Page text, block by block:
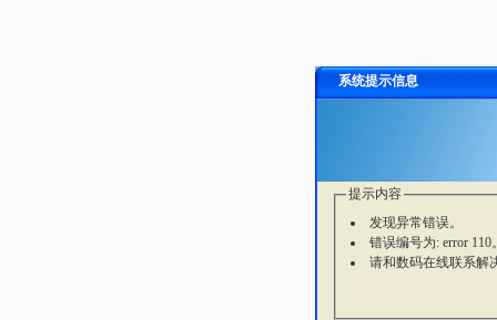
系统提示信息
提示内容
发现异常错误。
错误编号为: error 110
请和数码在线联系解